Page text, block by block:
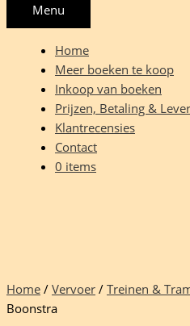
Menu
Home
Meer boeken te koop
Inkoop van boeken
Prijzen, Betaling &
Klantrecensies
Contact
0 items
Home / Vervoer / Treinen &
Boonstra